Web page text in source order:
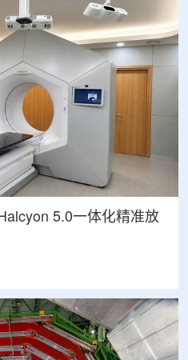
5.0一体化精准放